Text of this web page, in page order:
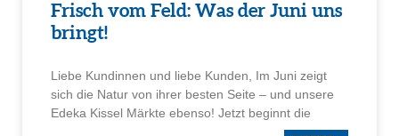
Frisch vom Feld: Was der Juni uns
bringt!
Liebe Kundinnen und liebe Kunden, Im Juni zeigt
sich die Natur von ihrer besten Seite – und unsere
Edeka Kissel Märkte ebenso! Jetzt beginnt die